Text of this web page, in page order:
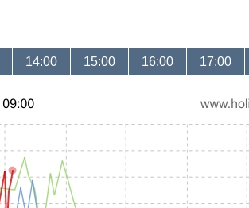
14:00 15:00 16:00 17:00